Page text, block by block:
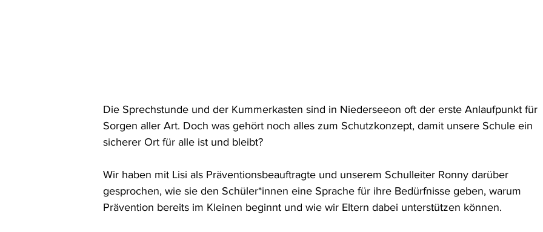
Die Sprechstunde und der Kummerkasten sind in Niederseeon oft der erste Anlaufpunkt für
Sorgen aller Art. Doch was gehört noch alles zum Schutzkonzept, damit unsere Schule ein
sicherer Ort für alle ist und bleibt?
Wir haben mit Lisi als Präventionsbeauftragte und unserem Schulleiter Ronny darüber
gesprochen, wie sie den Schüler*innen eine Sprache für ihre Bedürfnisse geben, warum
Prävention bereits im Kleinen beginnt und wie wir Eltern dabei unterstützen können.